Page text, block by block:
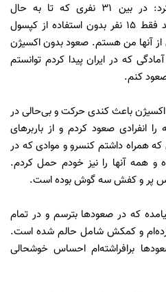
کوهنورد کشورمان خاطرنشان کرد: در بین 31 نفری که تا به حال
توانسته‌اند به این قله‌ صعود کنند فقط 15 نفر بدون استفاده از کپسول
از آنها من هستم. صعود بدون اکسیژن
که در ایران پیدا کردم توانستم
کنم.
باعث کندی حرکت و بی‌حالی در
انفرادی صعود کردم و از باربرهای
که همراه داشتم کنسرو و موادی که در
و همه آنها را نیز خودم حمل کردم.
پر و کفش سه گوش بوده است.
که در صعودها بترسم و در تمام
و کمکش شامل حالم شده است.
برافراشته‌ام احساس خوشحالی